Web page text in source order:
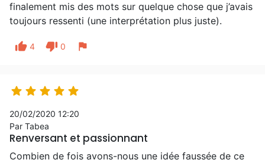
finalement mis des mots sur quelque chose que j’avais
toujours ressenti (une interprétation plus juste).
thumb_up 4 thumb_down 0 flag
    
20/02/2020 12:20
Par Tabea
Renversant et passionnant
Combien de fois avons-nous une idée faussée de ce